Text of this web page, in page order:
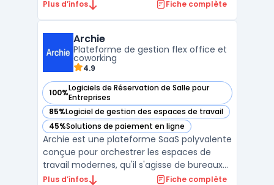
bureaux, salles de réunion et parkings. Le
l’occupation des bureaux, et d’optimisation
des esp ...
Plus d’infos Fiche complète
Archie
Plateforme de gestion flex office et
coworking
4.9
100%Logiciels de Réservation de Salle pour
Entreprises
— voir Archie dans cette catégorie
85%Logiciel de gestion des espaces de travail
— voir Archie dans cette catégorie
45%Solutions de paiement en ligne
— voir Archie dans cette catégorie
Archie est une plateforme SaaS polyvalente
conçue pour orchestrer les espaces de
travail modernes, qu'il s'agisse de bureaux
d'entreprise hybrides ou d'espaces de
Plus d’infos Fiche complète